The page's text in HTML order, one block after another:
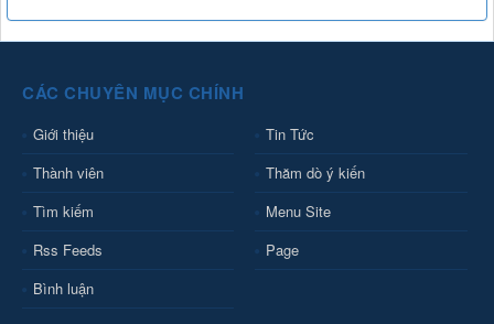
CÁC CHUYÊN MỤC CHÍNH
Giới thiệu
Tin Tức
Thành viên
Thăm dò ý kiến
Tìm kiếm
Menu Site
Rss Feeds
Page
Bình luận